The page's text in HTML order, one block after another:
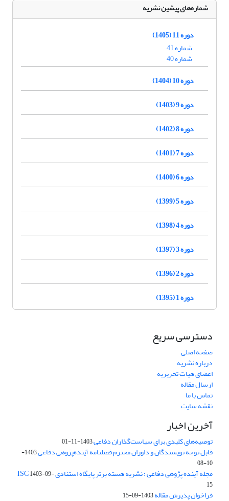
شماره‌های پیشین نشریه
دوره 11 (1405)
شماره 41
شماره 40
دوره 10 (1404)
دوره 9 (1403)
دوره 8 (1402)
دوره 7 (1401)
دوره 6 (1400)
دوره 5 (1399)
دوره 4 (1398)
دوره 3 (1397)
دوره 2 (1396)
دوره 1 (1395)
دسترسی سریع
صفحه اصلی
درباره نشریه
اعضای هیات تحریریه
ارسال مقاله
تماس با ما
نقشه سایت
آخرین اخبار
توصیه‌های کلیدی برای سیاست‌گذاران دفاعی1403-11-01
قابل توجه نویسندگان و داوران محترم فصلنامه آینده‌پژوهی دفاعی
1403-
10-08
مجله آینده پژوهی دفاعی ؛ نشریه هسته برتر پایگاه استنادی ISC1403-09-
15
فراخوان پذیرش مقاله1403-09-15